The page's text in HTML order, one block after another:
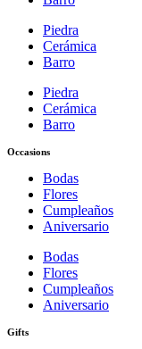
Piedra
Cerámica
Barro
Piedra
Cerámica
Barro
Occasions
Bodas
Flores
Cumpleaños
Aniversario
Bodas
Flores
Cumpleaños
Aniversario
Gifts